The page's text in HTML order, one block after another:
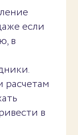
если
в
расчетам
в